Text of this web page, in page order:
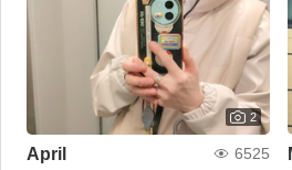
2
April 6525